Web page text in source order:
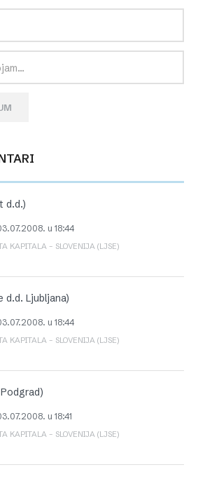
d.d.)
u 18:44
KAPITALA – SLOVENIJA (LJSE)
d.d. Ljubljana)
u 18:44
KAPITALA – SLOVENIJA (LJSE)
u 18:41
KAPITALA – SLOVENIJA (LJSE)